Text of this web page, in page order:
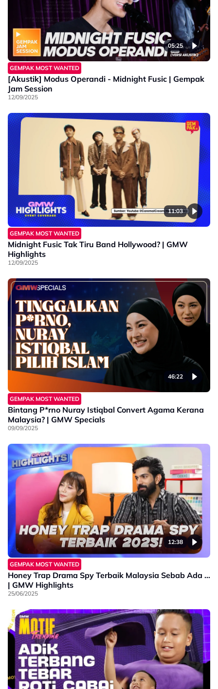
05:25
GEMPAK MOST WANTED
[Akustik] Modus Operandi - Midnight Fusic | Gempak
Jam Session
12/09/2025
11:03
GEMPAK MOST WANTED
Midnight Fusic Tak Tiru Band Hollywood? | GMW
Highlights
12/09/2025
46:22
GEMPAK MOST WANTED
Bintang P*rno Nuray Istiqbal Convert Agama Kerana
Malaysia? | GMW Specials
09/09/2025
12:38
GEMPAK MOST WANTED
Honey Trap Drama Spy Terbaik Malaysia Sebab Ada …
| GMW Highlights
25/06/2025